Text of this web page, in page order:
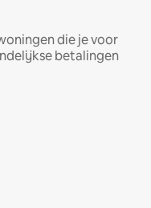
die je voor
betalingen